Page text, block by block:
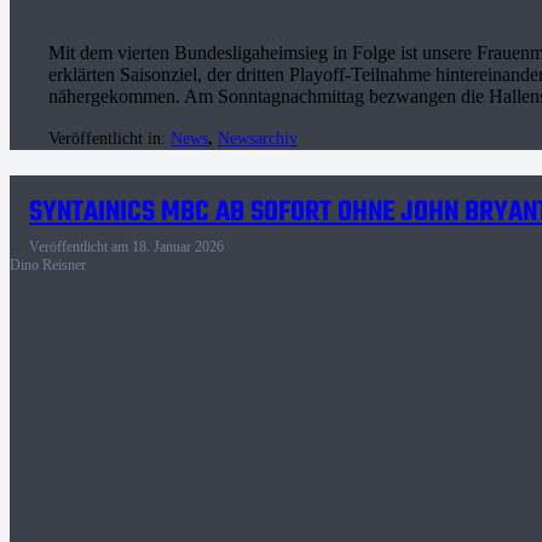
Mit dem vierten Bundesligaheimsieg in Folge ist unsere
erklärten Saisonziel, der dritten Playoff-Teilnahme
nähergekommen. Am Sonntagnachmittag bezwangen die
Veröffentlicht in: News, Newsarchiv
SYNTAINICS MBC AB SOFORT OHNE JOHN
Veröffentlicht am 18. Januar 2026
Dino Reisner